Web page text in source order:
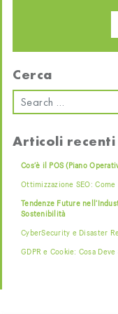
Cerca
Articoli recenti
Cos’è il POS (Piano
Ottimizzazione SEO:
Tendenze Future
Sostenibilità
CyberSecurity e Disaster
GDPR e Cookie: Cosa